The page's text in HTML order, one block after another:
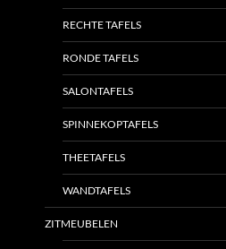
RECHTE TAFELS
RONDE TAFELS
SALONTAFELS
SPINNEKOPTAFELS
THEETAFELS
WANDTAFELS
ZITMEUBELEN